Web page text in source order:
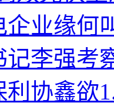
企业缘何
记李强考
利协鑫欲